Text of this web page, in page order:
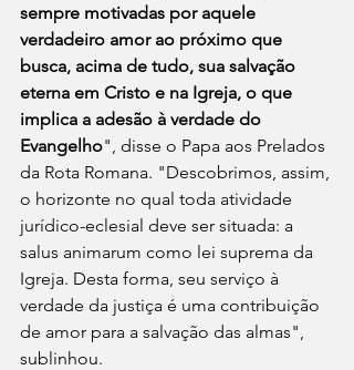
sempre motivadas por aquele
verdadeiro amor ao próximo que
busca, acima de tudo, sua salvação
eterna em Cristo e na Igreja, o que
implica a adesão à verdade do
Evangelho", disse o Papa aos Prelados
da Rota Romana. "Descobrimos, assim,
o horizonte no qual toda atividade
jurídico-eclesial deve ser situada: a
salus animarum como lei suprema da
Igreja. Desta forma, seu serviço à
verdade da justiça é uma contribuição
de amor para a salvação das almas",
sublinhou.